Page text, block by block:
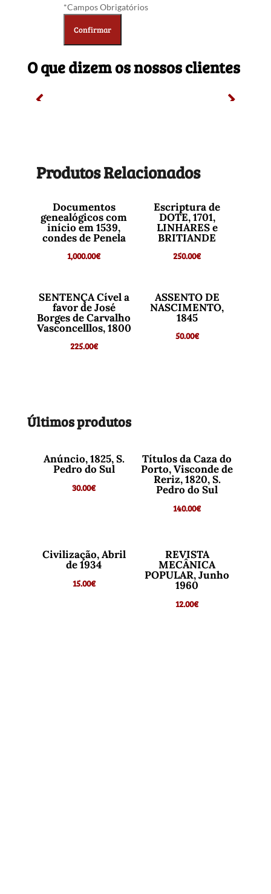
*Campos Obrigatórios
O que dizem os nossos clientes
Produtos Relacionados
Documentos
genealógicos com
início em 1539,
condes de Penela
1,000.00€
Escriptura de
DOTE, 1701,
LINHARES e
BRITIANDE
250.00€
SENTENÇA Cível a
favor de José
Borges de Carvalho
Vasconcelllos, 1800
225.00€
ASSENTO DE
NASCIMENTO,
1845
50.00€
Últimos produtos
Anúncio, 1825, S.
Pedro do Sul
30.00€
Títulos da Caza do
Porto, Visconde de
Reriz, 1820, S.
Pedro do Sul
140.00€
Civilização, Abril
de 1934
15.00€
REVISTA
MECÂNICA
POPULAR, Junho
1960
12.00€